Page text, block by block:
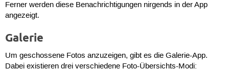
Ferner werden diese Benachrichtigungen nirgends in der App
angezeigt.
Galerie
Um geschossene Fotos anzuzeigen, gibt es die Galerie-App.
Dabei existieren drei verschiedene Foto-Übersichts-Modi: